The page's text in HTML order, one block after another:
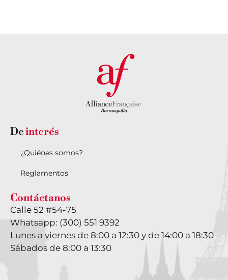
Deinterés
¿Quiénes somos?
Reglamentos
Contáctanos
Calle 52 #54-75
Whatsapp: (300) 551 9392
Lunes a viernes de 8:00 a 12:30 y de 14:00 a 18:30
Sábados de 8:00 a 13:30